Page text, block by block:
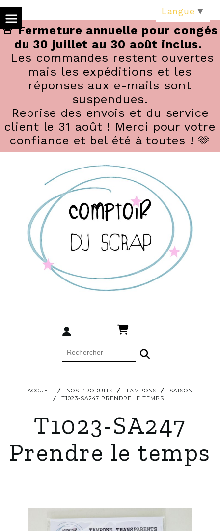
🚨 Fermeture annuelle pour congés
du 30 juillet au 30 août inclus.
Les commandes restent ouvertes
mais les expéditions et les
réponses aux e-mails sont
suspendues.
Reprise des envois et du service
client le 31 août ! Merci pour votre
confiance et bel été à toutes ! 🫶
ACCUEIL NOS PRODUITS TAMPONS
SAISON
T1023-SA247 PRENDRE LE TEMPS
T1023-SA247
Prendre le temps
Langue ▼